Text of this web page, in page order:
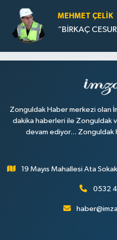
MEHMET ÇELIK
“BİRKAÇ
Zonguldak Haber merkezi olan
dakika haberleri ile Zonguldak
devam ediyor... Zonguldak
19 Mayıs Mahallesi Ata
0532